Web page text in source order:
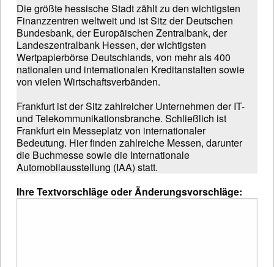
Die größte hessische Stadt zählt zu den wichtigsten
Finanzzentren weltweit und ist Sitz der Deutschen
Bundesbank, der Europäischen Zentralbank, der
Landeszentralbank Hessen, der wichtigsten
Wertpapierbörse Deutschlands, von mehr als 400
nationalen und internationalen Kreditanstalten sowie
von vielen Wirtschaftsverbänden.
Frankfurt ist der Sitz zahlreicher Unternehmen der IT-
und Telekommunikationsbranche. Schließlich ist
Frankfurt ein Messeplatz von internationaler
Bedeutung. Hier finden zahlreiche Messen, darunter
die Buchmesse sowie die Internationale
Automobilausstellung (IAA) statt.
Ihre Textvorschläge oder Änderungsvorschläge: